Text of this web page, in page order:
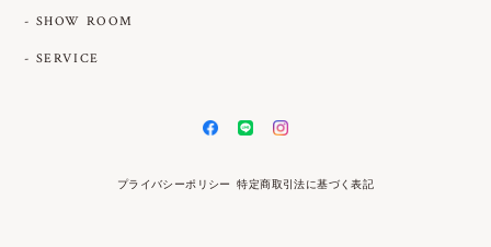
- SHOW ROOM
- SERVICE
プライバシーポリシー 特定商取引法に基づく表記